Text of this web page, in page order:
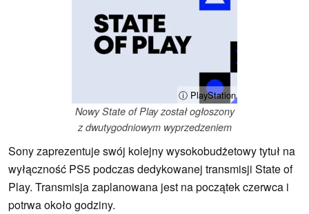
ⓘ PlayStation
Nowy State of Play został ogłoszony
z dwutygodniowym wyprzedzeniem
Sony zaprezentuje swój kolejny wysokobudżetowy tytuł na
wyłączność PS5 podczas dedykowanej transmisji State of
Play. Transmisja zaplanowana jest na początek czerwca i
potrwa około godziny.